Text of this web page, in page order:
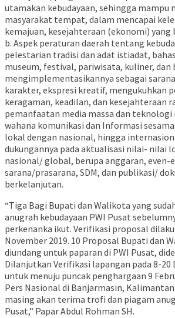
utamakan kebudayaan, sehingga mampu
masyarakat tempat, dalam mencapai
kemajuan, kesejahteraan (ekonomi) yang
b. Aspek peraturan daerah tentang
pelestarian tradisi dan adat istiadat,
museum, festival, pariwisata, kuliner, dan
mengimplementasikannya sebagai
karakter, ekspresi kreatif, mengukuhkan
keragaman, keadilan, dan kesejahteraan
pemanfaatan media massa dan
wahana komunikasi dan Informasi
lokal dengan nasional, hingga
dukungannya pada aktualisasi nilai- nilai
nasional/ global, berupa anggaran, even-
sarana/prasarana, SDM, dan publikasi/
berkelanjutan.
“Tiga Bagi Bupati dan Walikota yang
anugrah kebudayaan PWI Pusat
perkenanka ikut. Verifikasi proposal
November 2019. 10 Proposal Bupati dan
diundang untuk paparan di PWI Pusat,
Dilanjutkan Verifikasi lapangan pada 8-20
untuk menuju puncak penghargaan 9
Pers Nasional di Banjarmasin,
masing akan terima trofi dan piagam
Pusat,” Papar Abdul Rohman SH.